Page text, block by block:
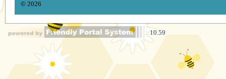
© 2026
10.59